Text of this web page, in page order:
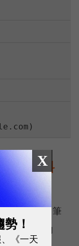
筆記資料
有零散的筆
Obsdian的
X
！
《一天